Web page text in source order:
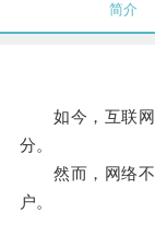
简介
如今，互联网
分。
然而，网络不
户。